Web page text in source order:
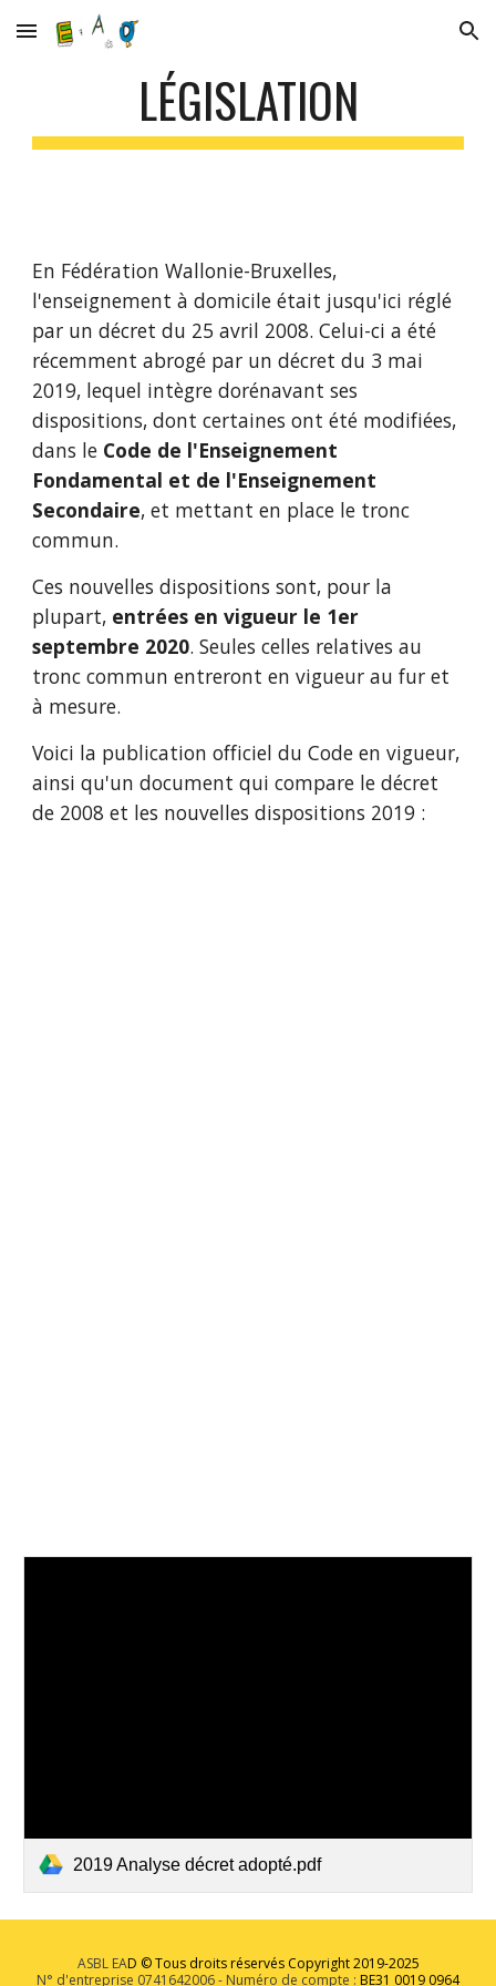
Skip to main content Skip to navigation
LÉGISLATION
En Fédération Wallonie-Bruxelles,
l'enseignement à domicile était jusqu'ici réglé
par un décret du 25 avril 2008. Celui-ci a été
récemment abrogé par un décret du 3 mai
2019, lequel intègre dorénavant ses
dispositions, dont certaines ont été modifiées,
dans le Code de l'Enseignement
Fondamental et de l'Enseignement
Secondaire, et mettant en place le tronc
commun.
Ces nouvelles dispositions sont, pour la
plupart, entrées en vigueur le 1er
septembre 2020. Seules celles relatives au
tronc commun entreront en vigueur au fur et
à mesure.
Voici la publication officiel du Code en vigueur,
ainsi qu'un document qui compare le décret
de 2008 et les nouvelles dispositions 2019 :
2019 Analyse décret adopté.pdf
ASBL EAD © Tous droits réservés Copyright 2019-2025
N° d'entreprise 0741642006 - Numéro de compte : BE31 0019 0964